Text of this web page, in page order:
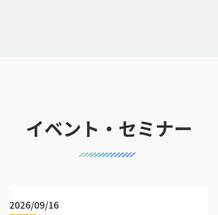
イベント・セミナー
2026/09/16